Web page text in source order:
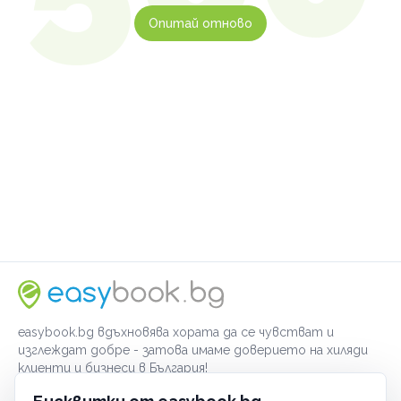
Опитай отново
easybook.bg вдъхновява хората да се чувстват и
изглеждат добре - затова имаме доверието на хиляди
клиенти и бизнеси в България!